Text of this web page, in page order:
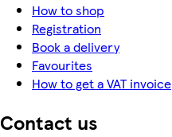
How to shop
Registration
Book a delivery
Favourites
How to get a VAT invoice
Contact us